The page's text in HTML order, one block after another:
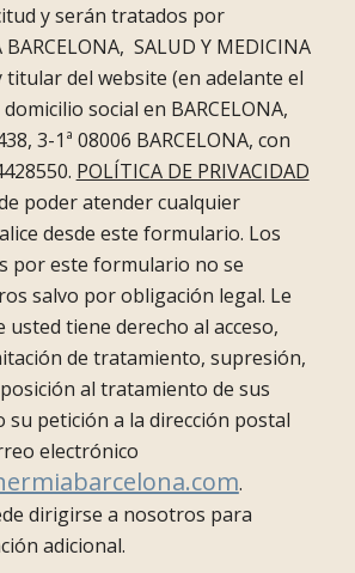
y serán tratados por
SALUD Y MEDICINA
titular del website (en adelante el
social en BARCELONA,
3-1ª 08006 BARCELONA, con
POLÍTICA DE PRIVACIDAD
poder atender cualquier
desde este formulario. Los
por este formulario no se
salvo por obligación legal. Le
usted tiene derecho al acceso,
de tratamiento, supresión,
al tratamiento de sus
su petición a la dirección postal
electrónico
.
dirigirse a nosotros para
adicional.